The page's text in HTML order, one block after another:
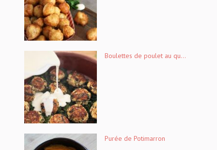
Boulettes de poulet au qu...
Purée de Potimarron